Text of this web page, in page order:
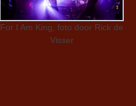
For I Am King, foto door Rick de
Visser